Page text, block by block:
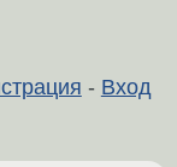
- Вход